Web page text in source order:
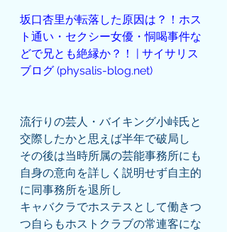
坂口杏里が転落した原因は？！ホス
ト通い・セクシー女優・恫喝事件な
どで兄とも絶縁か？！ | サイサリス
ブログ (physalis-blog.net)
流行りの芸人・バイキング小峠氏と
交際したかと思えば半年で破局し
その後は当時所属の芸能事務所にも
自身の意向を詳しく説明せず自主的
に同事務所を退所し
キャバクラでホステスとして働きつ
つ自らもホストクラブの常連客にな